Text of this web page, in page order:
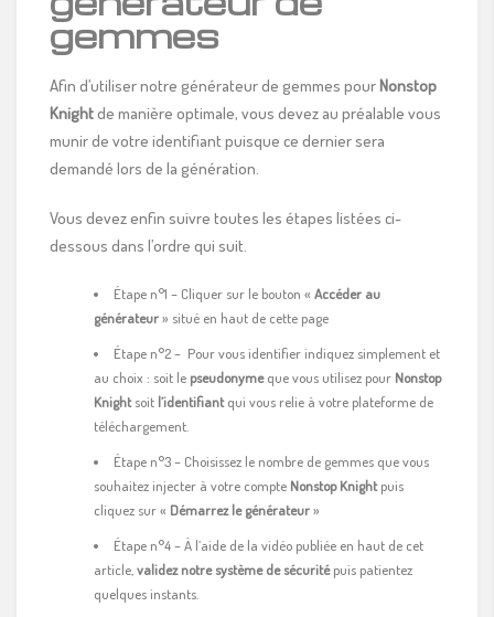
gemmes
Afin d’utiliser notre générateur de gemmes pourNonstop
Knightde manière optimale, vous devez au préalable vous
munir de votre identifiant puisque ce dernier sera
demandé lors de la génération.
Vous devez enfin suivre toutes les étapes listées ci-
dessous dans l’ordre qui suit.
Étape n°1 – Cliquer sur le bouton « Accéder au
générateur» situé en haut de cette page
Étape n°2 – Pour vous identifier indiquez simplement et
au choix : soit le pseudonymeque vous utilisez pour Nonstop
Knightsoit l’identifiantqui vous relie à votre plateforme de
téléchargement.
Étape n°3 – Choisissez le nombre de gemmes que vous
souhaitez injecter à votre compte Nonstop Knightpuis
cliquez sur « Démarrez le générateur»
Étape n°4 – À l’aide de la vidéo publiée en haut de cet
article, validez notre système de sécuritépuis patientez
quelques instants.